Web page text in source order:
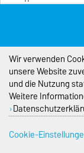
Originalartikel
Zeitschrift
A new system
detection limits
Meissner, Grit;
In:Journal of
Wir verwenden
unsere Website
und die Nutzung
Weitere
Cookie-